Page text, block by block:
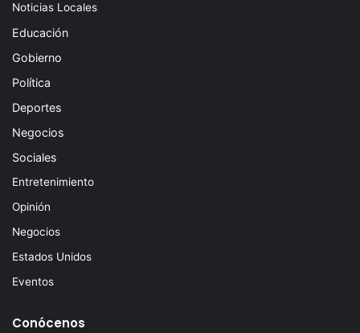
Noticias Locales
Educación
Gobierno
Política
Deportes
Negocios
Sociales
Entretenimiento
Opinión
Negocios
Estados Unidos
Eventos
Conócenos